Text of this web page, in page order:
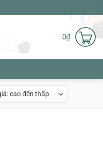
0₫